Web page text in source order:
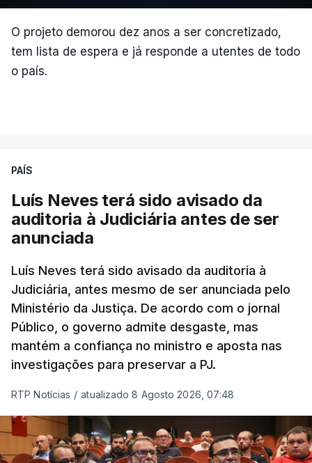
O projeto demorou dez anos a ser concretizado,
tem lista de espera e já responde a utentes de todo
o país.
PAÍS
Luís Neves terá sido avisado da
auditoria à Judiciária antes de ser
anunciada
Luís Neves terá sido avisado da auditoria à
Judiciária, antes mesmo de ser anunciada pelo
Ministério da Justiça. De acordo com o jornal
Público, o governo admite desgaste, mas
mantém a confiança no ministro e aposta nas
investigações para preservar a PJ.
RTP Notícias / atualizado 8 Agosto 2026, 07:48